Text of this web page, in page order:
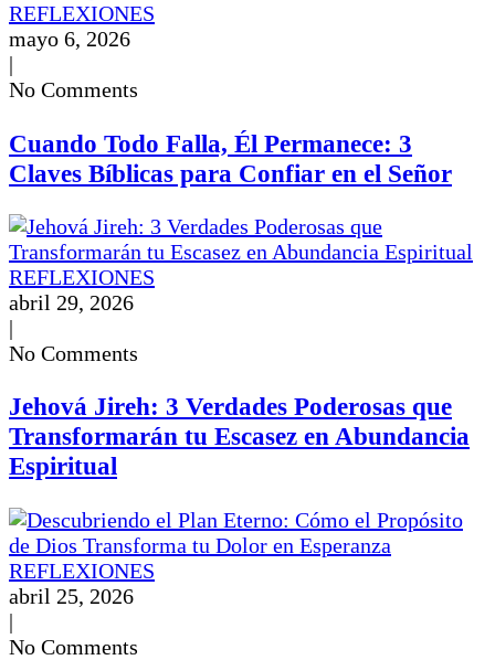
REFLEXIONES
mayo 6, 2026
|
No Comments
Cuando Todo Falla, Él Permanece: 3
Claves Bíblicas para Confiar en el Señor
REFLEXIONES
abril 29, 2026
|
No Comments
Jehová Jireh: 3 Verdades Poderosas que
Transformarán tu Escasez en Abundancia
Espiritual
REFLEXIONES
abril 25, 2026
|
No Comments